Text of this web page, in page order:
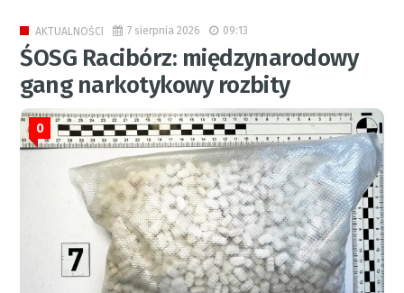
AKTUALNOŚCI 7 sierpnia 2026 09:13
ŚOSG Racibórz: międzynarodowy
gang narkotykowy rozbity
0